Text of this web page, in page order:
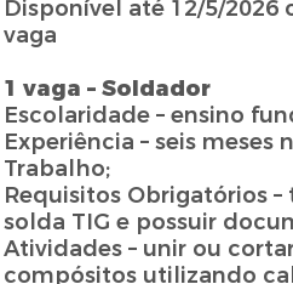
Disponível até 12/5/2026
vaga
1 vaga – Soldador
Escolaridade – ensino
Experiência – seis meses
Trabalho;
Requisitos Obrigatórios
solda TIG e possuir
Atividades – unir ou
compósitos utilizando